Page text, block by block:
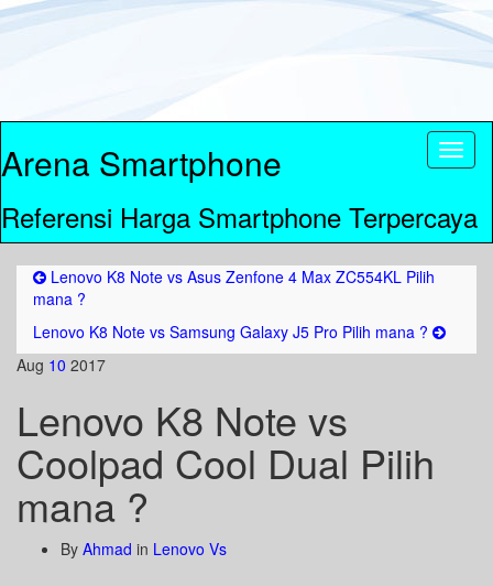
Arena Smartphone
Referensi Harga Smartphone Terpercaya
Lenovo K8 Note vs Asus Zenfone 4 Max ZC554KL Pilih
mana ?
Lenovo K8 Note vs Samsung Galaxy J5 Pro Pilih mana ?
Aug 10 2017
Lenovo K8 Note vs
Coolpad Cool Dual Pilih
mana ?
By Ahmad in Lenovo Vs